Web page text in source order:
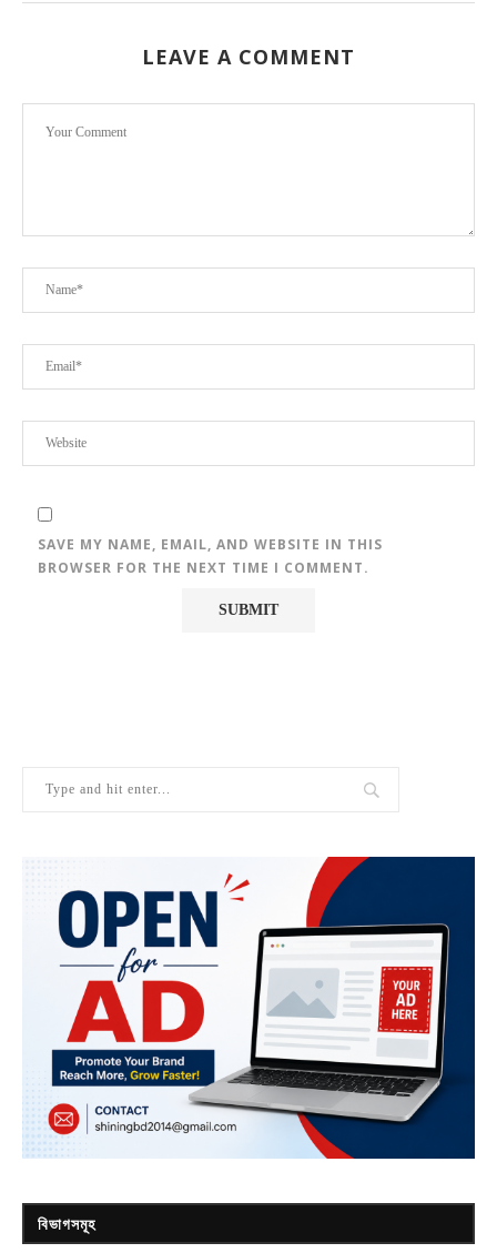
LEAVE A COMMENT
SAVE MY NAME, EMAIL, AND WEBSITE IN THIS
BROWSER FOR THE NEXT TIME I COMMENT.
বিভাগসমূহ